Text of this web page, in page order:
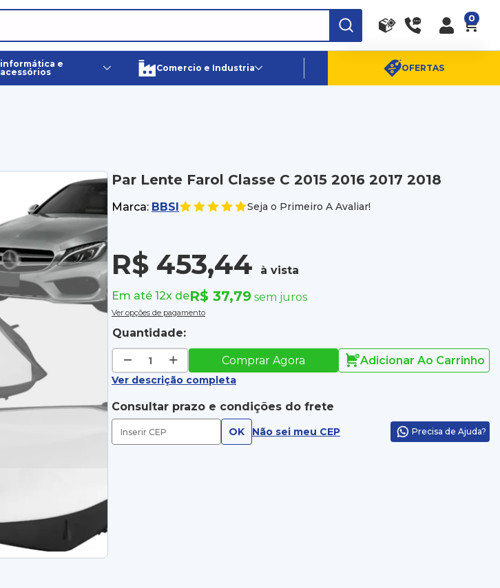
Canais de Atendimento
(11) 96359-6656
SAC:(11) 4003-0880
0
informática e
acessórios
Comercio e Industria OFERTAS
Par Lente Farol Classe C 2015 2016 2017 2018
Marca: BBSI Seja o Primeiro A Avaliar!
R$ 453,44
à vista
Em até 12x deR$ 37,79 sem juros
Ver opções de pagamento
Quantidade:
Comprar Agora Adicionar Ao Carrinho
Ver descrição completa
Consultar prazo e condições do frete
OK Não sei meu CEP Precisa de Ajuda?